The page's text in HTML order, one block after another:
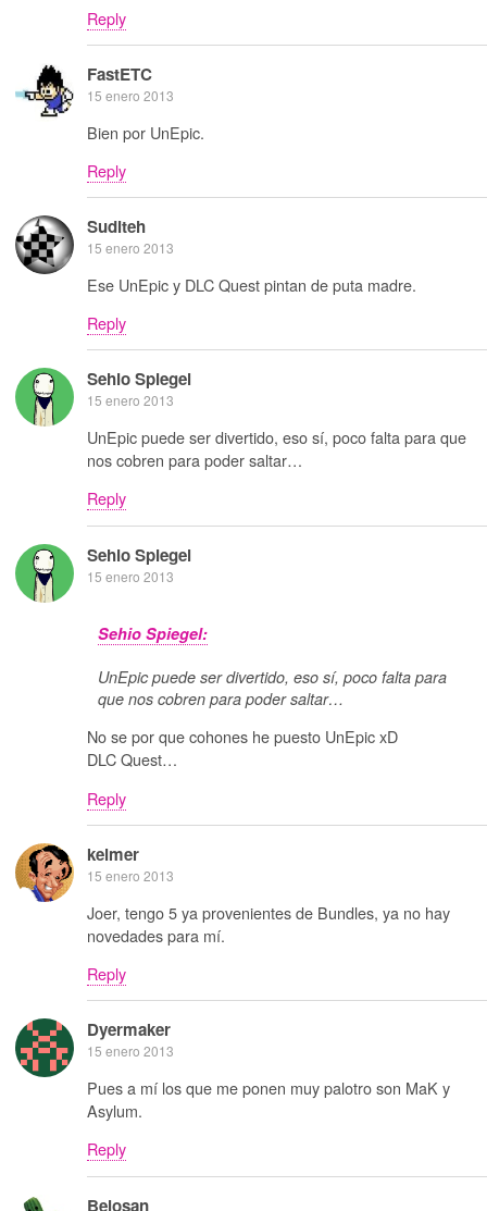
Reply
FastETC
15 enero 2013
Bien por UnEpic.
Reply
Suditeh
15 enero 2013
Ese UnEpic y DLC Quest pintan de puta madre.
Reply
Sehio Spiegel
15 enero 2013
UnEpic puede ser divertido, eso sí, poco falta para que
nos cobren para poder saltar…
Reply
Sehio Spiegel
15 enero 2013
Sehio Spiegel:
UnEpic puede ser divertido, eso sí, poco falta para
que nos cobren para poder saltar…
No se por que cohones he puesto UnEpic xD
DLC Quest…
Reply
kelmer
15 enero 2013
Joer, tengo 5 ya provenientes de Bundles, ya no hay
novedades para mí.
Reply
Dyermaker
15 enero 2013
Pues a mí los que me ponen muy palotro son MaK y
Asylum.
Reply
Belosan